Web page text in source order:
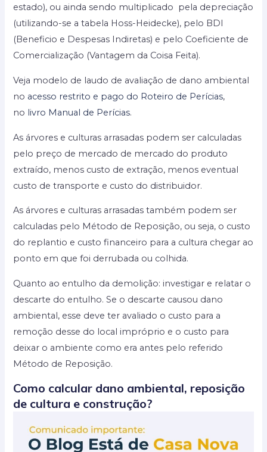
estado), ou ainda sendo multiplicado pela depreciação
(utilizando-se a tabela Hoss-Heidecke), pelo BDI
(Beneficio e Despesas Indiretas) e pelo Coeficiente de
Comercialização (Vantagem da Coisa Feita).
Veja modelo de laudo de avaliação de dano ambiental
no acesso restrito e pago do Roteiro de Perícias,
no livro Manual de Perícias.
As árvores e culturas arrasadas podem ser calculadas
pelo preço de mercado de mercado do produto
extraído, menos custo de extração, menos eventual
custo de transporte e custo do distribuidor.
As árvores e culturas arrasadas também podem ser
calculadas pelo Método de Reposição, ou seja, o custo
do replantio e custo financeiro para a cultura chegar ao
ponto em que foi derrubada ou colhida.
Quanto ao entulho da demolição: investigar e relatar o
descarte do entulho. Se o descarte causou dano
ambiental, esse deve ter avaliado o custo para a
remoção desse do local impróprio e o custo para
deixar o ambiente como era antes pelo referido
Método de Reposição.
Como calcular dano ambiental, reposição
de cultura e construção?